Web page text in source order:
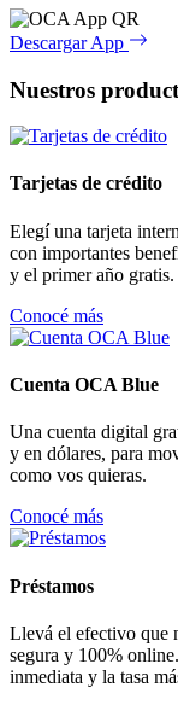
Descargar App
Nuestros
Tarjetas de crédito
Elegí una tarjeta
con importantes
y el primer año gratis.
Conocé más
Cuenta OCA Blue
Una cuenta digital
y en dólares, para
como vos quieras.
Conocé más
Préstamos
Llevá el efectivo que
segura y 100%
inmediata y la tasa